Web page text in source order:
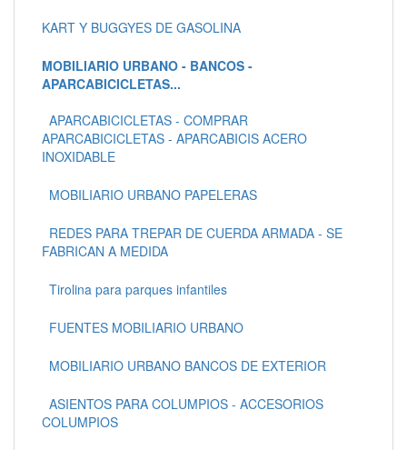
KART Y BUGGYES DE GASOLINA
MOBILIARIO URBANO - BANCOS -
APARCABICICLETAS...
APARCABICICLETAS - COMPRAR
APARCABICICLETAS - APARCABICIS ACERO
INOXIDABLE
MOBILIARIO URBANO PAPELERAS
REDES PARA TREPAR DE CUERDA ARMADA - SE
FABRICAN A MEDIDA
Tirolina para parques infantiles
FUENTES MOBILIARIO URBANO
MOBILIARIO URBANO BANCOS DE EXTERIOR
ASIENTOS PARA COLUMPIOS - ACCESORIOS
COLUMPIOS